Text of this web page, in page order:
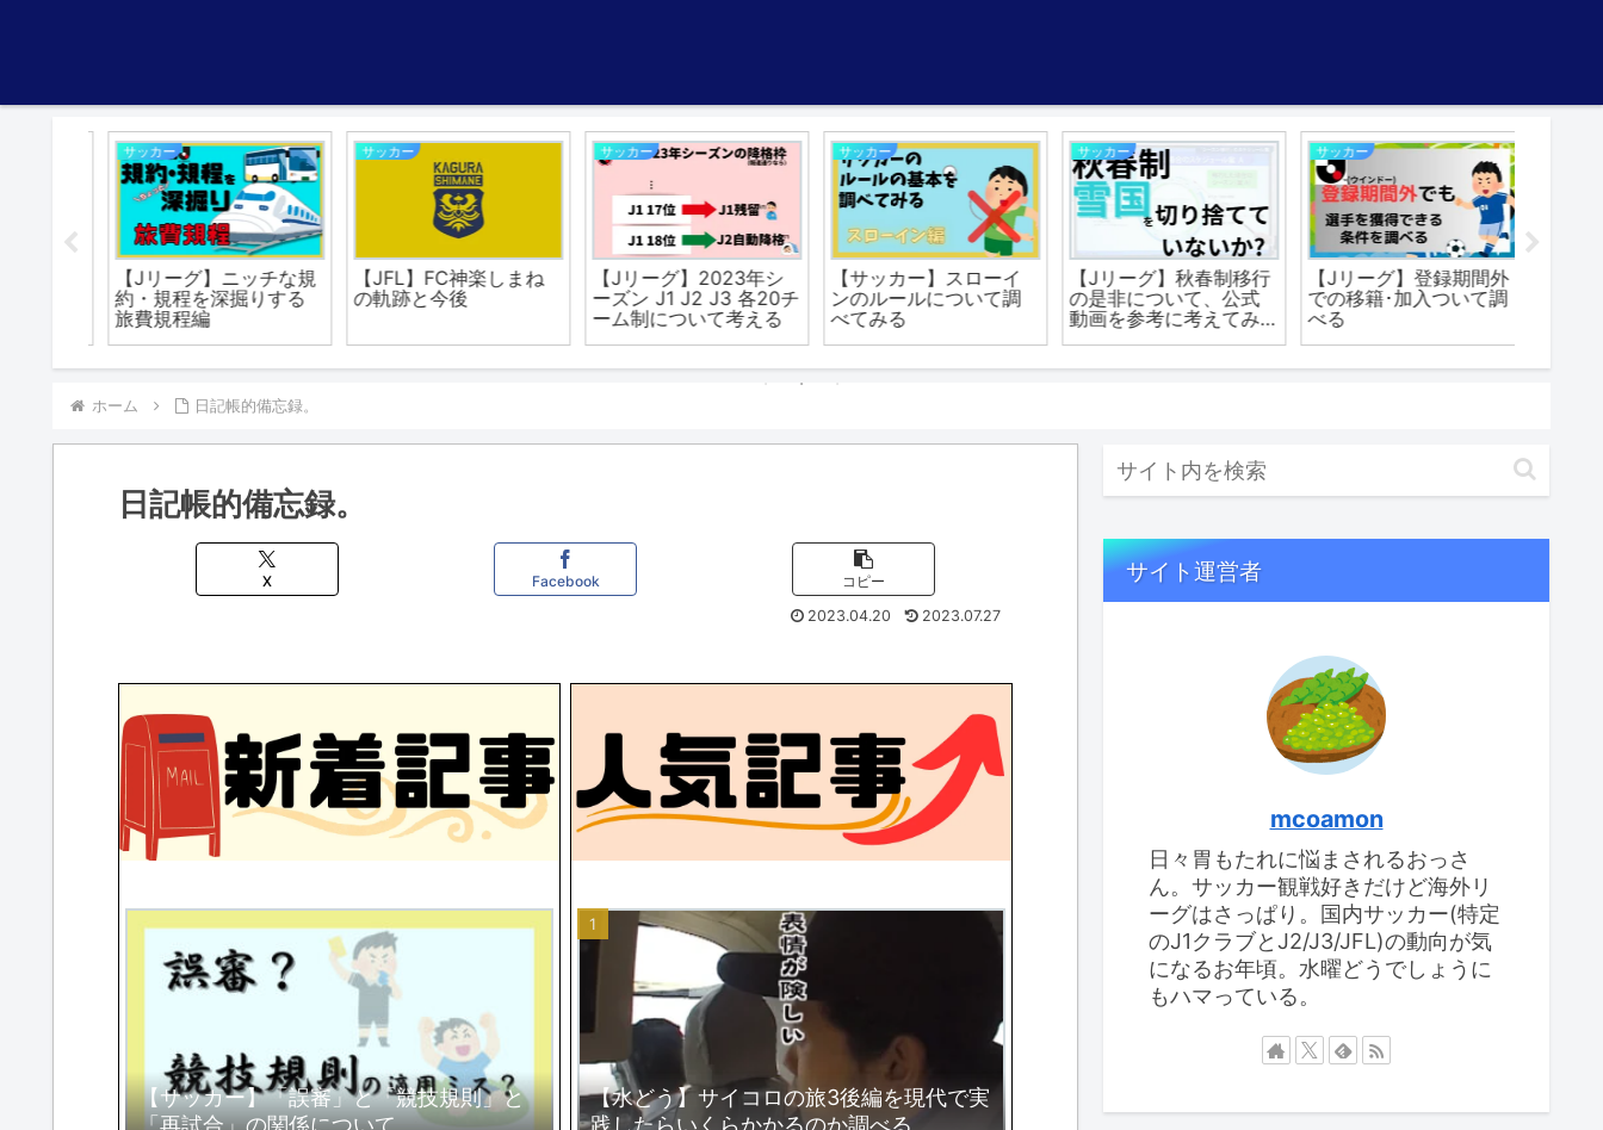
サッカー
【Jリーグ】ニッチな規
約・規程を深掘りする
旅費規程編
サッカー
【JFL】FC神楽しまね
の軌跡と今後
サッカー
【Jリーグ】2023年シ
ーズン J1 J2 J3 各20チ
ーム制について考える
サッカー
【サッカー】スローイ
ンのルールについて調
べてみる
サッカー
【Jリーグ】秋春制移行
の是非について、公式
動画を参考に考えてみ
る
サッカー
【Jリーグ】登録期間外
での移籍･加入ついて調
べる
ホーム 日記帳的備忘録。
日記帳的備忘録。
X Facebook
コピー
2023.04.20
2023.07.27
【サッカー】「誤審」と「競技規則」と
【水どう】サイコロの旅3後編を現代で実
サイト運営者
mcoamon
日々胃もたれに悩まされるおっさ
ん。サッカー観戦好きだけど海外リ
ーグはさっぱり。国内サッカー(特定
のJ1クラブとJ2/J3/JFL)の動向が気
になるお年頃。水曜どうでしょうに
もハマっている。